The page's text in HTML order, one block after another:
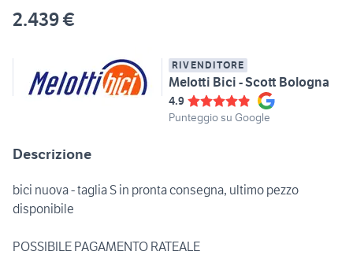
2.439 €
RIVENDITORE
Melotti Bici - Scott Bologna
4.9
Punteggio su Google
Descrizione
bici nuova - taglia S in pronta consegna, ultimo pezzo
disponibile
POSSIBILE PAGAMENTO RATEALE